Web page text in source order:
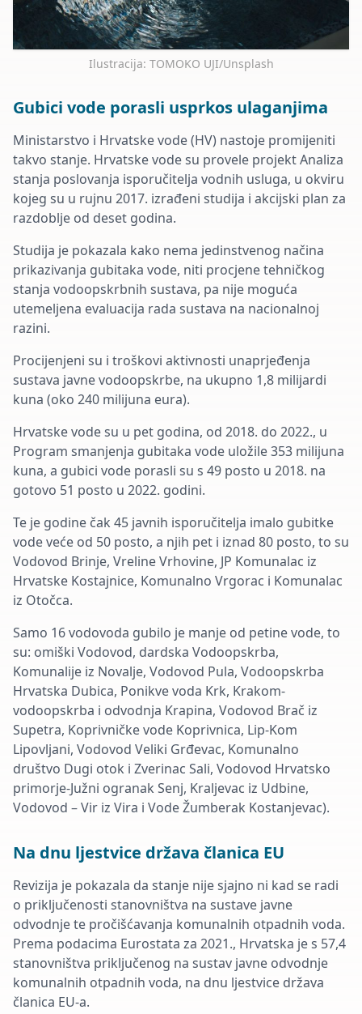
Ilustracija: TOMOKO UJI/Unsplash
Gubici vode porasli usprkos ulaganjima
Ministarstvo i Hrvatske vode (HV) nastoje promijeniti
takvo stanje. Hrvatske vode su provele projekt Analiza
stanja poslovanja isporučitelja vodnih usluga, u okviru
kojeg su u rujnu 2017. izrađeni studija i akcijski plan za
razdoblje od deset godina.
Studija je pokazala kako nema jedinstvenog načina
prikazivanja gubitaka vode, niti procjene tehničkog
stanja vodoopskrbnih sustava, pa nije moguća
utemeljena evaluacija rada sustava na nacionalnoj
razini.
Procijenjeni su i troškovi aktivnosti unaprjeđenja
sustava javne vodoopskrbe, na ukupno 1,8 milijardi
kuna (oko 240 milijuna eura).
Hrvatske vode su u pet godina, od 2018. do 2022., u
Program smanjenja gubitaka vode uložile 353 milijuna
kuna, a gubici vode porasli su s 49 posto u 2018. na
gotovo 51 posto u 2022. godini.
Te je godine čak 45 javnih isporučitelja imalo gubitke
vode veće od 50 posto, a njih pet i iznad 80 posto, to su
Vodovod Brinje, Vreline Vrhovine, JP Komunalac iz
Hrvatske Kostajnice, Komunalno Vrgorac i Komunalac
iz Otočca.
Samo 16 vodovoda gubilo je manje od petine vode, to
su: omiški Vodovod, dardska Vodoopskrba,
Komunalije iz Novalje, Vodovod Pula, Vodoopskrba
Hrvatska Dubica, Ponikve voda Krk, Krakom-
vodoopskrba i odvodnja Krapina, Vodovod Brač iz
Supetra, Koprivničke vode Koprivnica, Lip-Kom
Lipovljani, Vodovod Veliki Grđevac, Komunalno
društvo Dugi otok i Zverinac Sali, Vodovod Hrvatsko
primorje-Južni ogranak Senj, Kraljevac iz Udbine,
Vodovod – Vir iz Vira i Vode Žumberak Kostanjevac).
Na dnu ljestvice država članica EU
Revizija je pokazala da stanje nije sjajno ni kad se radi
o priključenosti stanovništva na sustave javne
odvodnje te pročišćavanja komunalnih otpadnih voda.
Prema podacima Eurostata za 2021., Hrvatska je s 57,4
stanovništva priključenog na sustav javne odvodnje
komunalnih otpadnih voda, na dnu ljestvice država
članica EU-a.